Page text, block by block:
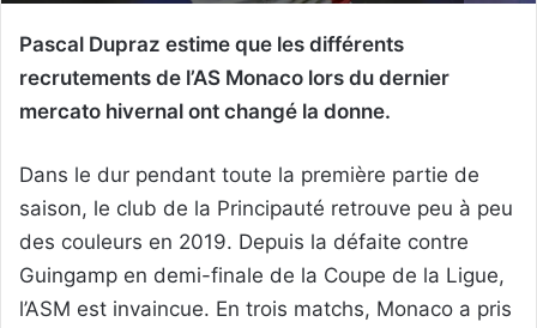
Pascal Dupraz estime que les différents
recrutements de l’AS Monaco lors du dernier
mercato hivernal ont changé la donne.
Dans le dur pendant toute la première partie de
saison, le club de la Principauté retrouve peu à peu
des couleurs en 2019. Depuis la défaite contre
Guingamp en demi-finale de la Coupe de la Ligue,
l’ASM est invaincue. En trois matchs, Monaco a pris